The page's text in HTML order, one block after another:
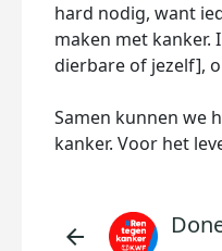
hard nodig, want
maken met kanker.
dierbare of jezelf],
Samen kunnen we
kanker. Voor het
arrow_back